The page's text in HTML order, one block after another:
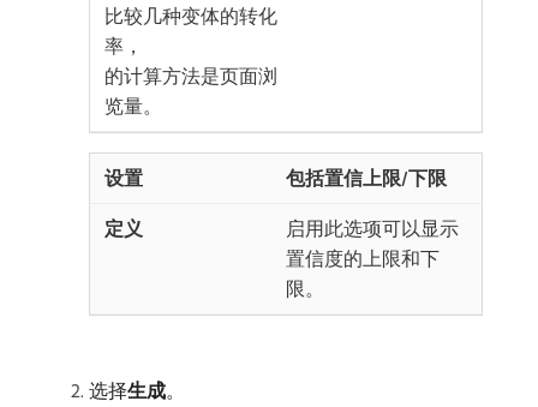
比较几种变体的转化
率，
​的计算方法是页面浏
览量。
包括置信上限/下限
启用此选项可以显示
置信度的上限和下
限。
选择​生成。